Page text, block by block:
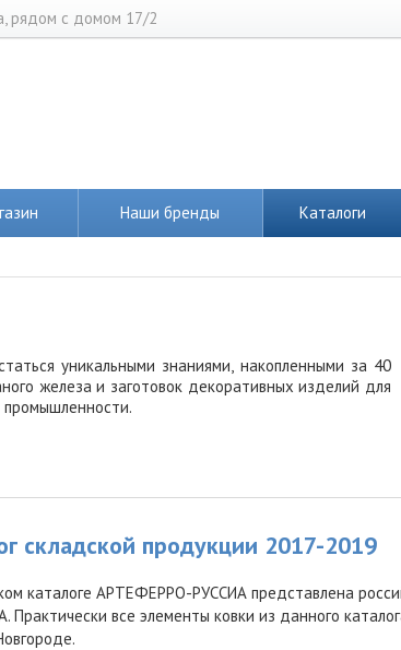
рядом с домом 17/2
Наши бренды Каталоги
уникальными знаниями, накопленными за 40
железа и заготовок декоративных изделий для
промышленности.
складской продукции 2017-2019
каталоге АРТЕФЕРРО-РУССИА представлена
Практически все элементы ковки из данного